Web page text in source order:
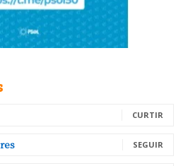
CURTIR
SEGUIR